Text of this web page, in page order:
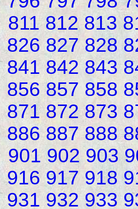
811 812 813
826 827 828
841 842 843
856 857 858
871 872 873
886 887 888
901 902 903
916 917 918
931 932 933